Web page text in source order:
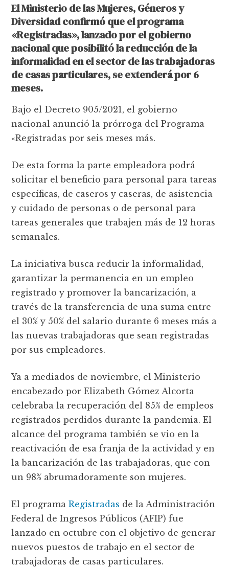
El Ministerio de las Mujeres, Géneros y
Diversidad confirmó que el programa
«Registradas», lanzado por el gobierno
nacional que posibilitó la reducción de la
informalidad en el sector de las trabajadoras
de casas particulares, se extenderá por 6
meses.
Bajo el Decreto 905/2021, el gobierno
nacional anunció la prórroga del Programa
«Registradas por seis meses más.
De esta forma la parte empleadora podrá
solicitar el beneficio para personal para tareas
específicas, de caseros y caseras, de asistencia
y cuidado de personas o de personal para
tareas generales que trabajen más de 12 horas
semanales.
La iniciativa busca reducir la informalidad,
garantizar la permanencia en un empleo
registrado y promover la bancarización, a
través de la transferencia de una suma entre
el 30% y 50% del salario durante 6 meses más a
las nuevas trabajadoras que sean registradas
por sus empleadores.
Ya a mediados de noviembre, el Ministerio
encabezado por Elizabeth Gómez Alcorta
celebraba la recuperación del 85% de empleos
registrados perdidos durante la pandemia. El
alcance del programa también se vio en la
reactivación de esa franja de la actividad y en
la bancarización de las trabajadoras, que con
un 98% abrumadoramente son mujeres.
El programaRegistradas de la Administración
Federal de Ingresos Públicos (AFIP) fue
lanzado en octubre con el objetivo de generar
nuevos puestos de trabajo en el sector de
trabajadoras de casas particulares.